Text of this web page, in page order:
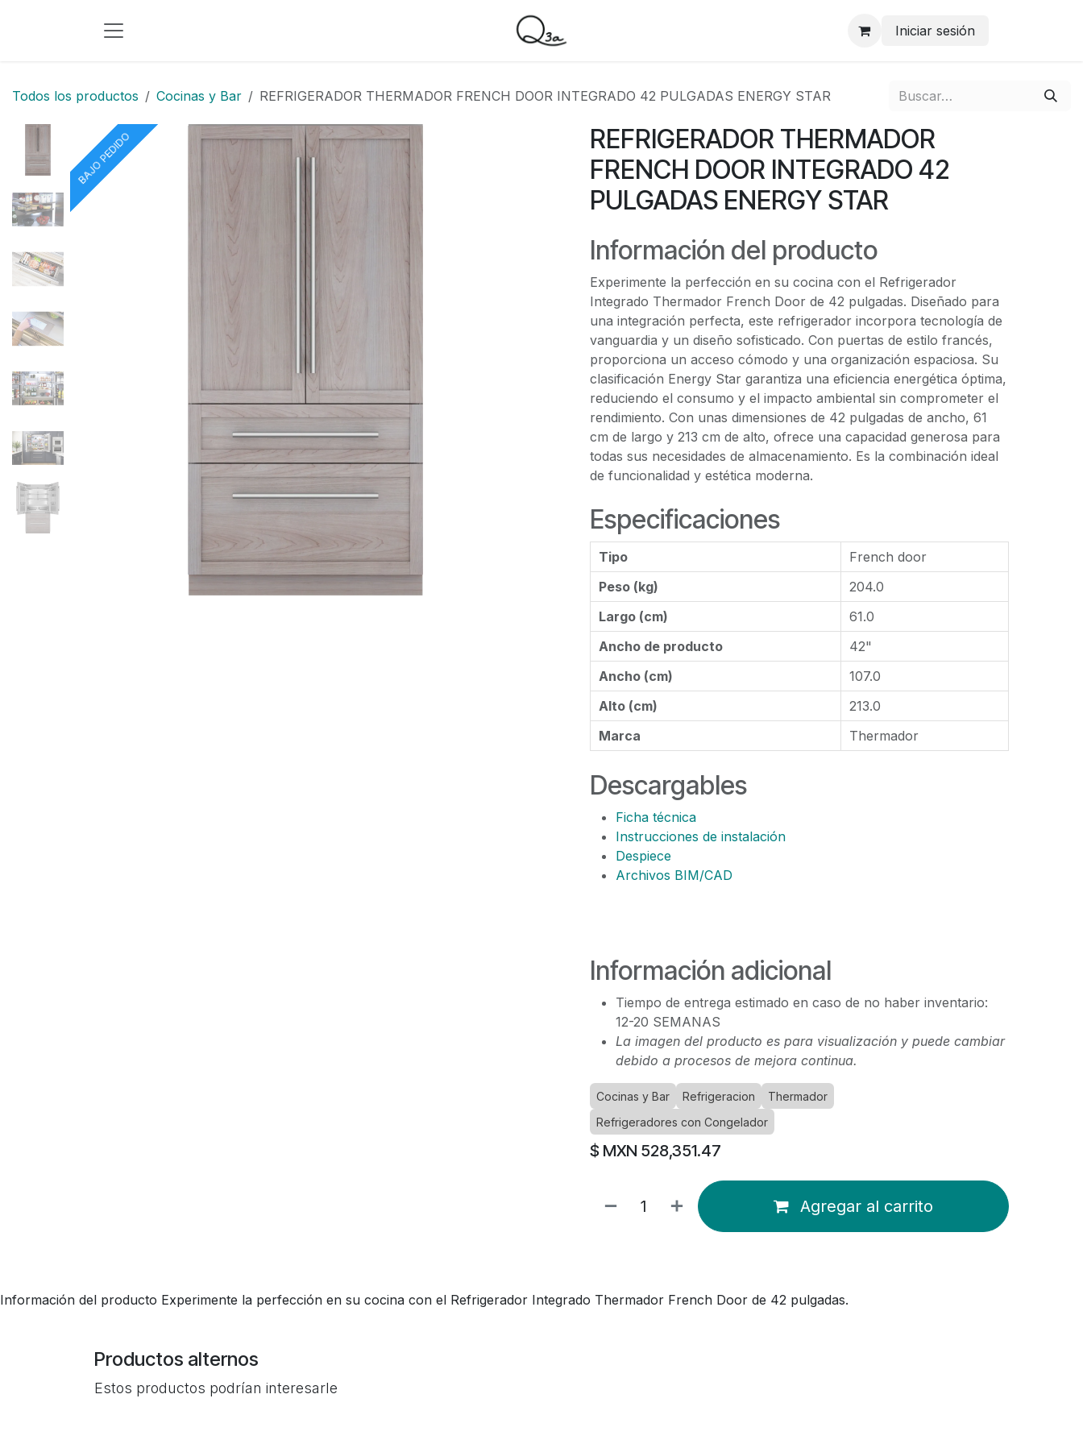
Iniciar sesión
Todos los productos Cocinas y Bar REFRIGERADOR THERMADOR FRENCH DOOR INTEGRADO 42 PULGADAS ENERGY STAR
BAJO PEDIDO
BAJO PEDIDO
REFRIGERADOR THERMADOR
FRENCH DOOR INTEGRADO 42
PULGADAS ENERGY STAR
Información del producto
Experimente la perfección en su cocina con el Refrigerador
Integrado Thermador French Door de 42 pulgadas. Diseñado para
una integración perfecta, este refrigerador incorpora tecnología de
vanguardia y un diseño sofisticado. Con puertas de estilo francés,
proporciona un acceso cómodo y una organización espaciosa. Su
clasificación Energy Star garantiza una eficiencia energética óptima,
reduciendo el consumo y el impacto ambiental sin comprometer el
rendimiento. Con unas dimensiones de 42 pulgadas de ancho, 61
cm de largo y 213 cm de alto, ofrece una capacidad generosa para
todas sus necesidades de almacenamiento. Es la combinación ideal
de funcionalidad y estética moderna.
Especificaciones
Tipo
French door
Peso (kg)
204.0
Largo (cm)
61.0
Ancho de producto
42"
Ancho (cm)
107.0
Alto (cm)
213.0
Marca
Thermador
Descargables
Ficha técnica
Instrucciones de instalación
Despiece
Archivos BIM/CAD
Información adicional
Tiempo de entrega estimado en caso de no haber inventario:
12-20 SEMANAS
La imagen del producto es para visualización y puede cambiar
debido a procesos de mejora continua.
Cocinas y Bar Refrigeracion
Thermador
Refrigeradores con Congelador
$ MXN 528,351.47
Agregar al carrito
Información del producto Experimente la perfección en su cocina con el Refrigerador Integrado Thermador French Door de 42 pulgadas.
Productos alternos
Estos productos podrían interesarle